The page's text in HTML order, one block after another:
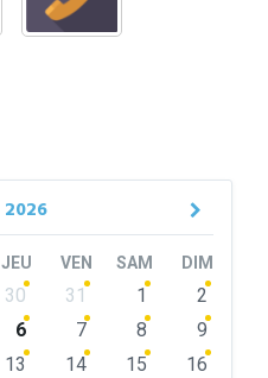
2026
JEU VEN SAM DIM
30 31 1
2
6 7 8
9
13 14 15
16